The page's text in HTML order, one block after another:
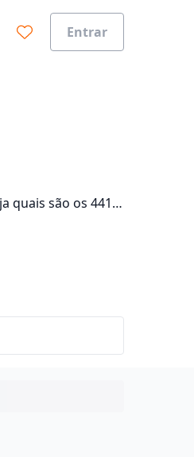
Entrar
quais são os 441